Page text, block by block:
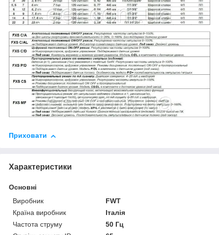
Приховати
Характеристики
Основні
Виробник
FWT
Країна виробник
Італія
Частота струму
50 Гц